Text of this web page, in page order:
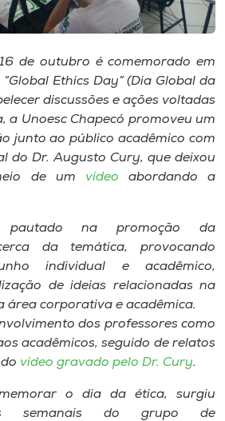
de outubro é comemorado em
Ethics Day” (Dia Global da
discussões e ações voltadas
a Unoesc Chapecó promoveu um
junto ao público acadêmico com
do Dr. Augusto Cury, que deixou
de um vídeo abordando a
na promoção da
da temática, provocando
individual e acadêmico,
de ideias relacionadas na
área corporativa e acadêmica.
dos professores como
acadêmicos, seguido de relatos
vídeo gravado pelo Dr. Cury.
o dia da ética, surgiu
semanais do grupo de